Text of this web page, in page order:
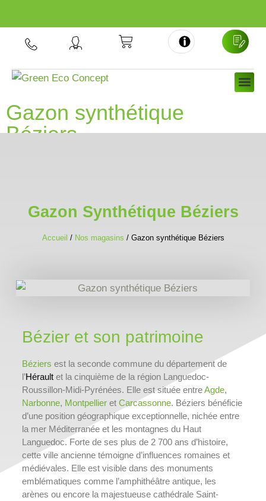
Gazon synthétique
Béziers
Gazon Synthétique Béziers
Accueil / Nos magasins / Gazon synthétique Béziers
Bézier et son patrimoine
Béziers est la seconde commune du département de
l’Héraultet la cinquième de la région Languedoc-
Roussillon-Midi-Pyrénées. Elle est située entreAgde,
Narbonne, Montpellieret Carcassonne. Béziers bénéficie
d’une position géographique exceptionnelle, nichée entre
la mer Méditerranée et les montagnes du Haut
Languedoc. Forte de ses plus de 2 700 ans d’histoire,
cette ville ancienne témoigne d’influences romaines et
médiévales. Elle est visible dans des monuments
emblématiques comme l’amphithéâtre antique, les
arènes ou encore la majestueuse cathédrale Saint-